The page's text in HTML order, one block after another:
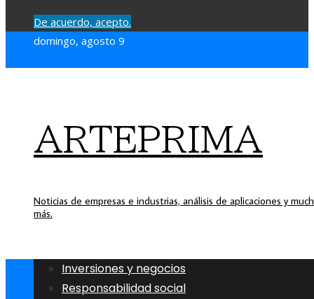
De acuerdo, acepto.
domingo, agosto 9
ARTEPRIMA
Noticias de empresas e industrias, análisis de aplicaciones y
más.
Inversiones y negocios
Responsabilidad social